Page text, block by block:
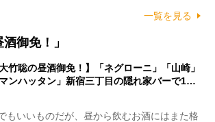
一覧を見る
御免！」
大竹聡の昼酒御免！】「ネグローニ」「山崎」
マンハッタン」新宿三丁目の隠れ家バーで1…
もいいものだが、昼から飲むお酒にはまた格